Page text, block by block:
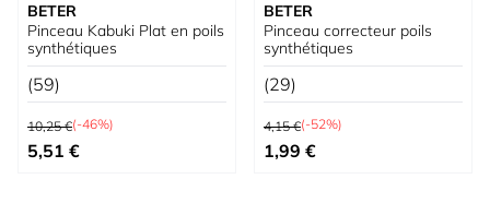
BETER
Pinceau Kabuki Plat en poils
synthétiques
(59)
Prix normal
10,25 €(-46%)
Prix spécial
5,51 €
BETER
Pinceau correcteur poils
synthétiques
(29)
Prix normal
4,15 €(-52%)
Prix spécial
1,99 €